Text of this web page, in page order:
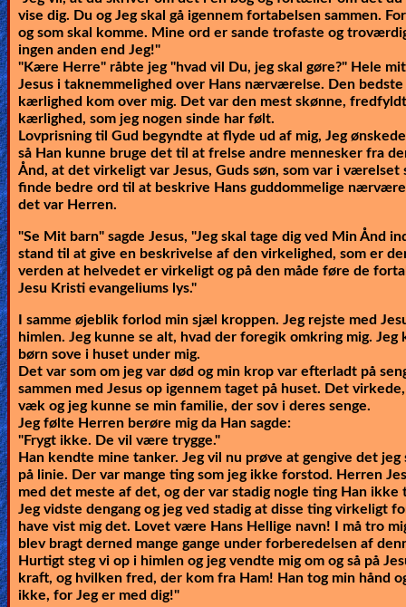
Islam
Other
Other
Languages
Contact/Feedback/Donate
Follow
us
Social
Media
PDF
Books
Random
Video
vise dig. Du og Jeg skal gå igennem fortabelsen sammen.
og som skal komme. Mine ord er sande trofaste og
ingen anden end Jeg!"
"Kære Herre" råbte jeg "hvad vil Du, jeg skal gøre?" Hele
Jesus i taknemmelighed over Hans nærværelse. Den
kærlighed kom over mig. Det var den mest skønne,
kærlighed, som jeg nogen sinde har følt.
Lovprisning til Gud begyndte at flyde ud af mig, Jeg
så Han kunne bruge det til at frelse andre mennesker fra
Ånd, at det virkeligt var Jesus, Guds søn, som var i værelset
finde bedre ord til at beskrive Hans guddommelige
det var Herren.
"Se Mit barn" sagde Jesus, "Jeg skal tage dig ved Min Ånd
stand til at give en beskrivelse af den virkelighed, som er
verden at helvedet er virkeligt og på den måde føre de
Jesu Kristi evangeliums lys."
I samme øjeblik forlod min sjæl kroppen. Jeg rejste med
himlen. Jeg kunne se alt, hvad der foregik omkring mig. Jeg
børn sove i huset under mig.
Det var som om jeg var død og min krop var efterladt på
sammen med Jesus op igennem taget på huset. Det
væk og jeg kunne se min familie, der sov i deres senge.
Jeg følte Herren berøre mig da Han sagde:
"Frygt ikke. De vil være trygge."
Han kendte mine tanker. Jeg vil nu prøve at gengive det
på linie. Der var mange ting som jeg ikke forstod. Herren
med det meste af det, og der var stadig nogle ting Han ikke
Jeg vidste dengang og jeg ved stadig at disse ting virkeligt
have vist mig det. Lovet være Hans Hellige navn! I må tro
blev bragt derned mange gange under forberedelsen af
Hurtigt steg vi op i himlen og jeg vendte mig om og så på
kraft, og hvilken fred, der kom fra Ham! Han tog min hånd
ikke, for Jeg er med dig!"